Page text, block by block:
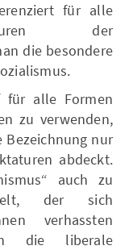
für alle
der
die besondere
für alle Formen
zu verwenden,
Bezeichnung nur
abdeckt.
auch zu
der sich
verhassten
die liberale